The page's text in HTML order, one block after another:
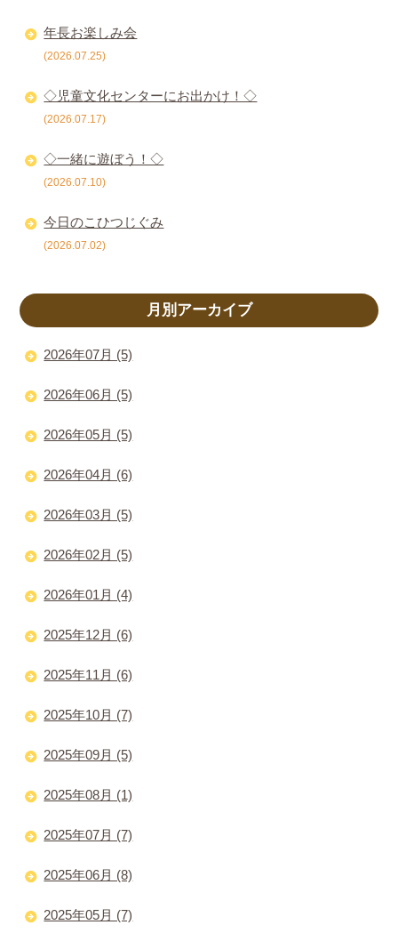
年長お楽しみ会
(2026.07.25)
◇児童文化センターにお出かけ！◇
(2026.07.17)
◇一緒に遊ぼう！◇
(2026.07.10)
今日のこひつじぐみ
(2026.07.02)
月別アーカイブ
2026年07月 (5)
2026年06月 (5)
2026年05月 (5)
2026年04月 (6)
2026年03月 (5)
2026年02月 (5)
2026年01月 (4)
2025年12月 (6)
2025年11月 (6)
2025年10月 (7)
2025年09月 (5)
2025年08月 (1)
2025年07月 (7)
2025年06月 (8)
2025年05月 (7)